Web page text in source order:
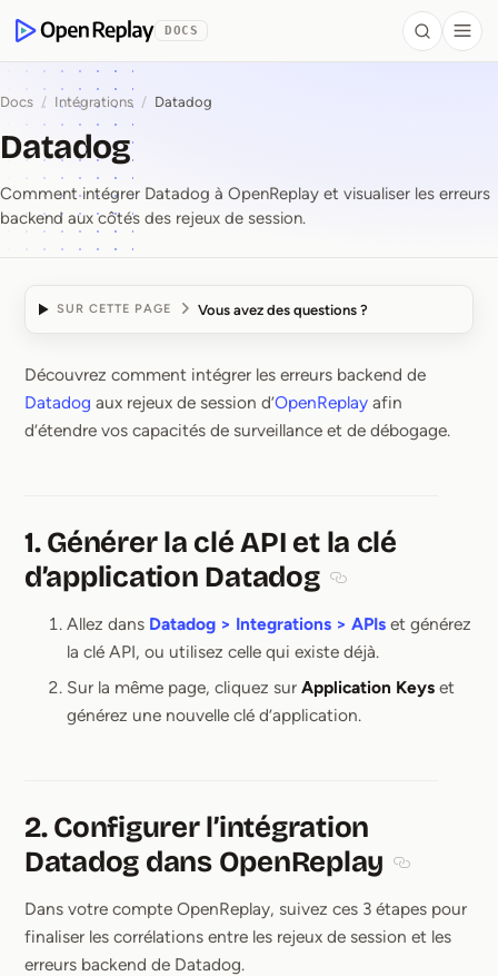
OpenReplay
DOCS Search
Docs / Intégrations / Datadog
Datadog
Comment intégrer Datadog à OpenReplay et visualiser les erreurs
backend aux côtés des rejeux de session.
SUR CETTE PAGE Vous avez des questions ?
Datadog
Découvrez comment intégrer les erreurs backend de
Datadog aux rejeux de session d’OpenReplay afin
d’étendre vos capacités de surveillance et de débogage.
1. Générer la clé API et la clé
d’application Datadog
Allez dans Datadog > Integrations > APIs et générez
la clé API, ou utilisez celle qui existe déjà.
Sur la même page, cliquez sur Application Keys et
générez une nouvelle clé d’application.
2. Configurer l’intégration
Datadog dans OpenReplay
Dans votre compte OpenReplay, suivez ces 3 étapes pour
finaliser les corrélations entre les rejeux de session et les
erreurs backend de Datadog.